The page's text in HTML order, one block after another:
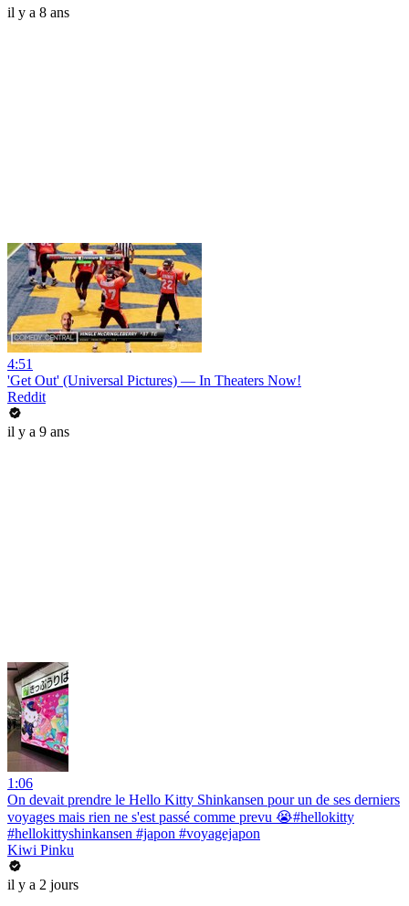
il y a 8 ans
4:51
'Get Out' (Universal Pictures) — In Theaters Now!
Reddit
il y a 9 ans
1:06
On devait prendre le Hello Kitty Shinkansen pour un de ses derniers
voyages mais rien ne s'est passé comme prevu 😭#hellokitty
#hellokittyshinkansen #japon #voyagejapon
Kiwi Pinku
il y a 2 jours